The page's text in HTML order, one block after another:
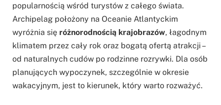
popularnością wśród turystów z całego świata.
Archipelag położony na Oceanie Atlantyckim
wyróżnia się różnorodnością krajobrazów, łagodnym
klimatem przez cały rok oraz bogatą ofertą atrakcji –
od naturalnych cudów po rodzinne rozrywki. Dla osób
planujących wypoczynek, szczególnie w okresie
wakacyjnym, jest to kierunek, który warto rozważyć.